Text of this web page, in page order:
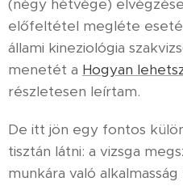
(négy hétvége)
előfeltétel megléte
állami kineziológia
menetét a Hogyan
részletesen leírtam.
De itt jön egy fontos
tisztán látni: a vizsga
munkára való